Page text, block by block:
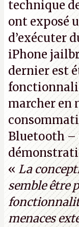
technique
ont exposé
d’exécuter
iPhone
dernier est
marcher en
Bluetooth –
« La
semble être
menaces